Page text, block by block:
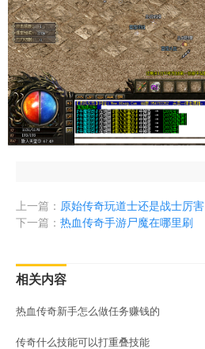
上一篇： 原始传奇玩道士还是战士厉害
下一篇： 热血传奇手游尸魔在哪里刷
相关内容
热血传奇新手怎么做任务赚钱的
传奇什么技能可以打重叠技能